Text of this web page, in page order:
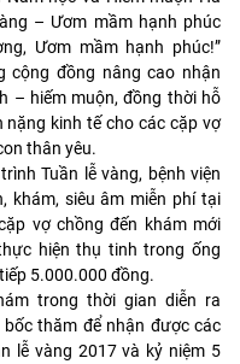
– Ươm mầm hạnh phúc
Ươm mầm hạnh phúc!”
cộng đồng nâng cao nhận
– hiếm muộn, đồng thời hỗ
kinh tế cho các cặp vợ
thân yêu.
Tuần lễ vàng, bệnh viện
khám, siêu âm miễn phí tại
vợ chồng đến khám mới
hiện thụ tinh trong ống
5.000.000 đồng.
trong thời gian diễn ra
thăm để nhận được các
lễ vàng 2017 và kỷ niệm 5